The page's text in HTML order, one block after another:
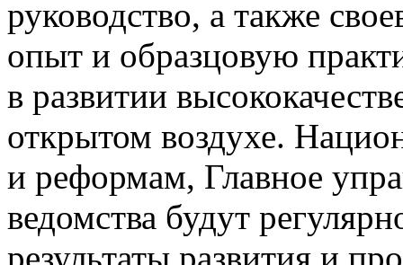
руководство, а также
опыт и образцовую
в развитии
открытом воздухе.
и реформам, Главное
ведомства будут
результаты развития и